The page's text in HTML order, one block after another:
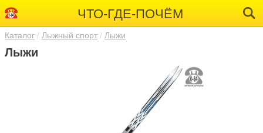
ЧТО-ГДЕ-ПОЧЁМ
Каталог Лыжный спорт Лыжи
Лыжи